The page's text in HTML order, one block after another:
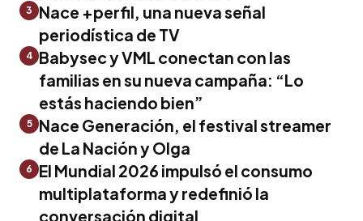
3
Nace +perfil, una nueva señal
periodística de TV
4 Babysec y VML conectan con las
familias en su nueva campaña: “Lo
estás haciendo bien”
5
Nace Generación, el festival streamer
de La Nación y Olga
6
El Mundial 2026 impulsó el consumo
multiplataforma y redefinió la
conversación digital